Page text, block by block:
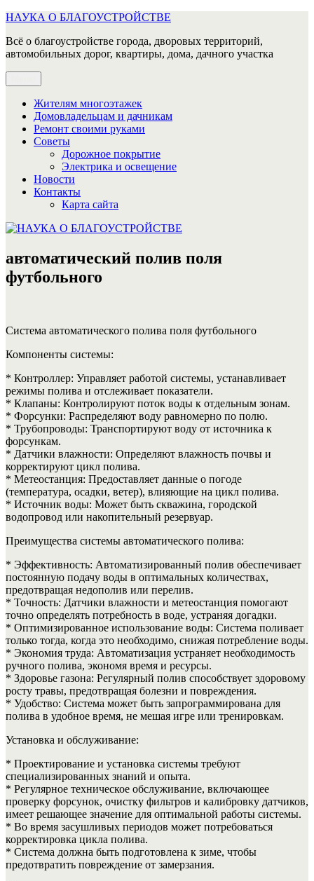
Перейти
содержимому
НАУКА О БЛАГОУСТРОЙСТВЕ
Всё о благоустройстве города, дворовых территорий,
автомобильных дорог, квартиры, дома, дачного участка
Жителям многоэтажек
Домовладельцам и дачникам
Ремонт своими руками
Советы
Дорожное покрытие
Электрика и освещение
Новости
Контакты
Карта сайта
автоматический полив поля
футбольного
Система автоматического полива поля футбольного
Компоненты системы:
* Контроллер: Управляет работой системы, устанавливает
режимы полива и отслеживает показатели.
* Клапаны: Контролируют поток воды к отдельным зонам.
* Форсунки: Распределяют воду равномерно по полю.
* Трубопроводы: Транспортируют воду от источника к
форсункам.
* Датчики влажности: Определяют влажность почвы и
корректируют цикл полива.
* Метеостанция: Предоставляет данные о погоде
(температура, осадки, ветер), влияющие на цикл полива.
* Источник воды: Может быть скважина, городской
водопровод или накопительный резервуар.
Преимущества системы автоматического полива:
* Эффективность: Автоматизированный полив обеспечивает
постоянную подачу воды в оптимальных количествах,
предотвращая недополив или перелив.
* Точность: Датчики влажности и метеостанция помогают
точно определять потребность в воде, устраняя догадки.
* Оптимизированное использование воды: Система поливает
только тогда, когда это необходимо, снижая потребление воды.
* Экономия труда: Автоматизация устраняет необходимость
ручного полива, экономя время и ресурсы.
* Здоровье газона: Регулярный полив способствует здоровому
росту травы, предотвращая болезни и повреждения.
* Удобство: Система может быть запрограммирована для
полива в удобное время, не мешая игре или тренировкам.
Установка и обслуживание:
* Проектирование и установка системы требуют
специализированных знаний и опыта.
* Регулярное техническое обслуживание, включающее
проверку форсунок, очистку фильтров и калибровку датчиков,
имеет решающее значение для оптимальной работы системы.
* Во время засушливых периодов может потребоваться
корректировка цикла полива.
* Система должна быть подготовлена к зиме, чтобы
предотвратить повреждение от замерзания.